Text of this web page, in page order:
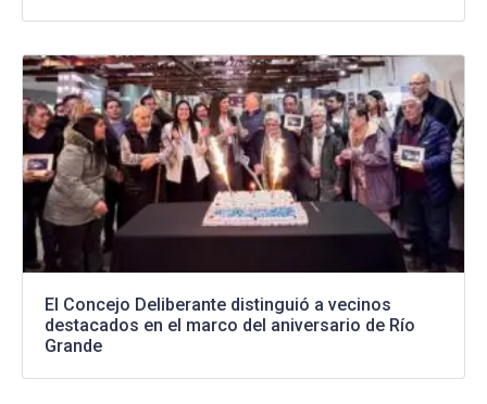
El Concejo Deliberante distinguió a vecinos
destacados en el marco del aniversario de Río
Grande